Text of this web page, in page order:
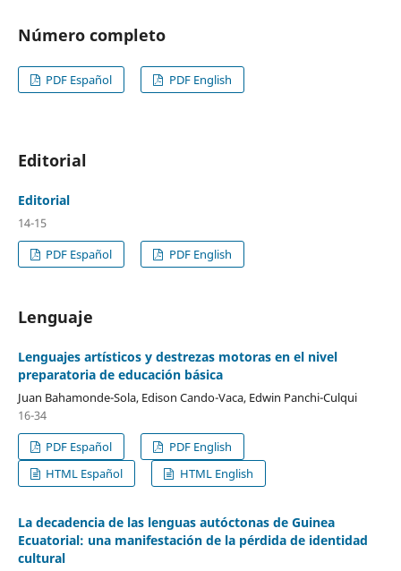
Número completo
PDF Español PDF English
Editorial
Editorial
14-15
PDF Español
PDF English
Lenguaje
Lenguajes artísticos y destrezas motoras en el nivel
preparatoria de educación básica
Juan Bahamonde-Sola, Edison Cando-Vaca, Edwin Panchi-Culqui
16-34
PDF Español
PDF English
HTML Español
HTML English
La decadencia de las lenguas autóctonas de Guinea
Ecuatorial: una manifestación de la pérdida de identidad
cultural